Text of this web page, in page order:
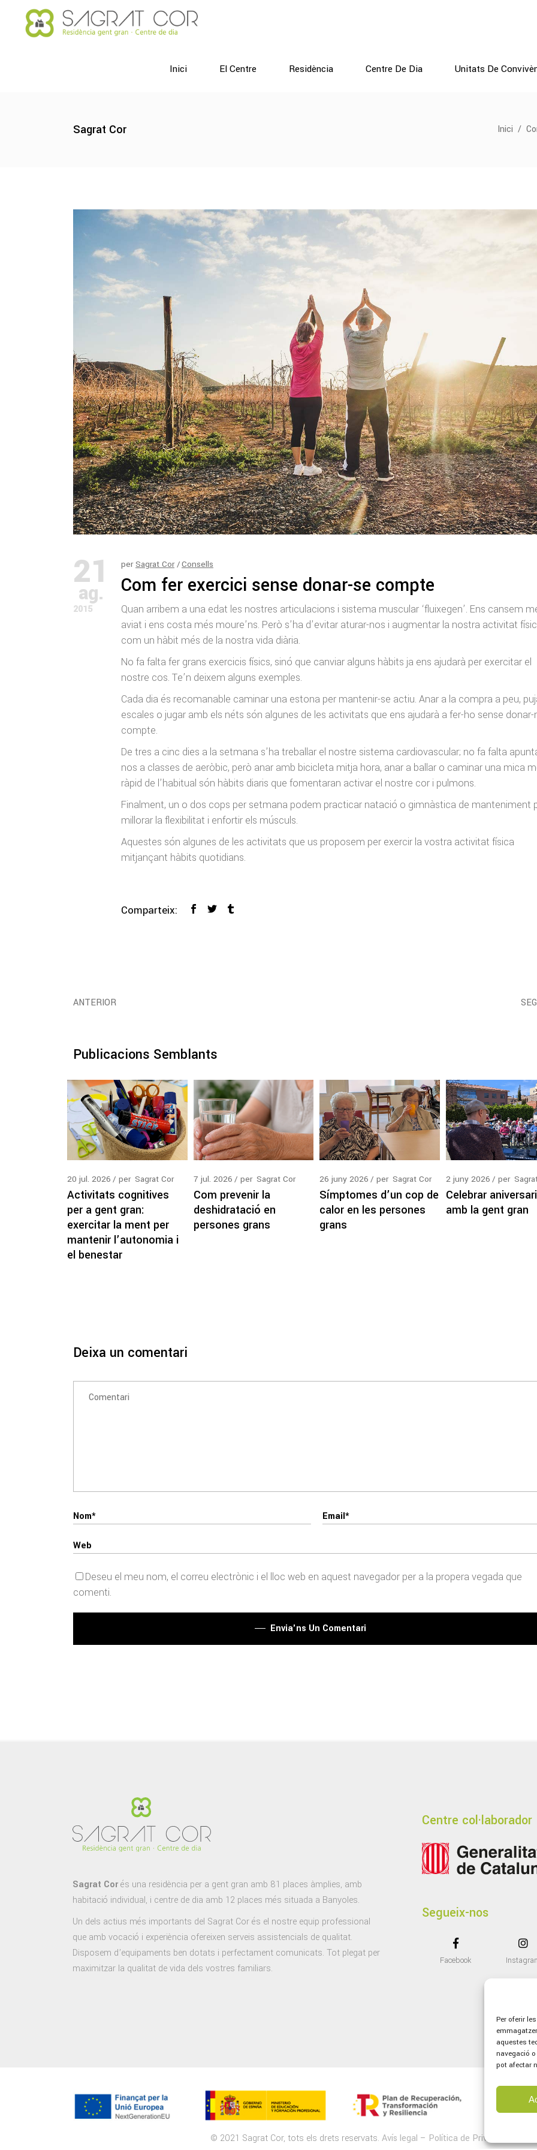
Per oferir
aquestes
navegació
pot afectar
Inici El Centre Residència Centre De Dia Unitats De
Sagrat Cor Inici /
21
ag.
2015
perSagrat Cor Consells
Com fer exercici sense donar-se compte
Quan arribem a una edat les nostres articulacions i sistema muscular ‘fluixegen’. Ens cansem
aviat i ens costa més moure’ns. Però s’ha d’evitar aturar-nos i augmentar la nostra activitat
com un hàbit més de la nostra vida diària.
No fa falta fer grans exercicis físics, sinó que canviar alguns hàbits ja ens ajudarà per exercitar el
nostre cos. Te’n deixem alguns exemples.
Cada dia és recomanable caminar una estona per mantenir-se actiu. Anar a la compra a peu,
escales o jugar amb els néts són algunes de les activitats que ens ajudarà a fer-ho sense donar-
compte.
De tres a cinc dies a la setmana s’ha treballar el nostre sistema cardiovascular; no fa falta
nos a classes de aeròbic, però anar amb bicicleta mitja hora, anar a ballar o caminar una mica
ràpid de l’habitual són hàbits diaris que fomentaran activar el nostre cor i pulmons.
Finalment, un o dos cops per setmana podem practicar natació o gimnàstica de manteniment
millorar la flexibilitat i enfortir els músculs.
Aquestes són algunes de les activitats que us proposem per exercir la vostra activitat física
mitjançant hàbits quotidians.
Comparteix:
ANTERIOR
Publicacions Semblants
20 jul. 2026 per Sagrat Cor
Activitats cognitives
per a gent gran:
exercitar la ment per
mantenir l’autonomia i
el benestar
7 jul. 2026 per Sagrat Cor
Com prevenir la
deshidratació en
persones grans
26 juny 2026 per Sagrat Cor
Símptomes d’un cop de
calor en les persones
grans
2 juny 2026 per
Celebrar
amb la gent gran
Deixa un comentari
Deseu el meu nom, el correu electrònic i el lloc web en aquest navegador per a la propera vegada que
comenti.
Envia'ns Un Comentari
Sagrat Corés una residència per a gent gran amb 81 places àmplies, amb
habitació individual, i centre de dia amb 12 places més situada a Banyoles.
Un dels actius més importants del Sagrat Cor és el nostre equip professional
que amb vocació i experiència ofereixen serveis assistencials de qualitat.
Disposem d’equipaments ben dotats i perfectament comunicats. Tot plegat per
maximitzar la qualitat de vida dels vostres familiars.
Centre col·laborador
Segueix-nos
Facebook
© 2021 Sagrat Cor, tots els drets reservats. Avís legal – Política de Privacitat